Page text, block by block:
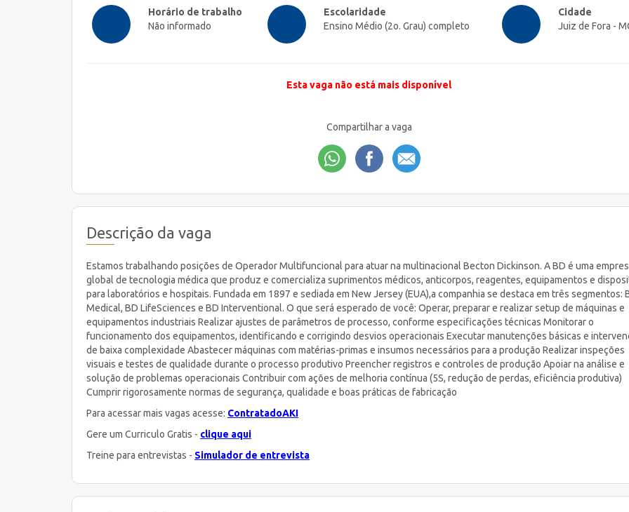
Horário de trabalho
Não informado
Escolaridade
Ensino Médio (2o. Grau) completo
Cidade
Juiz de Fora -
Esta vaga não está mais disponível
Compartilhar a vaga
Descrição da vaga
Estamos trabalhando posições de Operador Multifuncional para atuar na multinacional Becton Dickinson. A BD é uma
global de tecnologia médica que produz e comercializa suprimentos médicos, anticorpos, reagentes, equipamentos e
para laboratórios e hospitais. Fundada em 1897 e sediada em New Jersey (EUA),a companhia se destaca em três segmentos:
Medical, BD LifeSciences e BD Interventional. O que será esperado de você: Operar, preparar e realizar setup de máquinas e
equipamentos industriais Realizar ajustes de parâmetros de processo, conforme especificações técnicas Monitorar o
funcionamento dos equipamentos, identificando e corrigindo desvios operacionais Executar manutenções básicas e
de baixa complexidade Abastecer máquinas com matérias-primas e insumos necessários para a produção Realizar inspeções
visuais e testes de qualidade durante o processo produtivo Preencher registros e controles de produção Apoiar na análise e
solução de problemas operacionais Contribuir com ações de melhoria contínua (5S, redução de perdas, eficiência produtiva)
Cumprir rigorosamente normas de segurança, qualidade e boas práticas de fabricação
Para acessar mais vagas acesse: ContratadoAKI
Gere um Curriculo Gratis - clique aqui
Treine para entrevistas - Simulador de entrevista